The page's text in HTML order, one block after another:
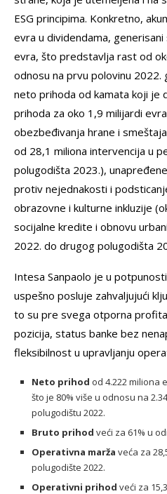
ESG principima. Konkretno,
evra u dividendama,
evra, što predstavlja rast od
odnosu na prvu polovinu 2022.
neto prihoda od kamata koji je
prihoda za oko 1,9 milijardi
obezbeđivanja hrane i
od 28,1 miliona intervencija u
polugodišta 2023.),
protiv nejednakosti i
obrazovne i kulturne inkluzije
socijalne kredite i obnovu
2022. do drugog polugodišta
Intesa Sanpaolo je u
uspešno posluje zahvaljujući
to su pre svega otporna
pozicija, status banke bez
fleksibilnost u upravljanju
Neto prihod od 4.222 miliona
što je 80% više u odnosu na
polugodištu 2022.
Bruto prihod veći za 61% u
Operativna marža veća za
polugodište 2022.
Operativni prihod veći za